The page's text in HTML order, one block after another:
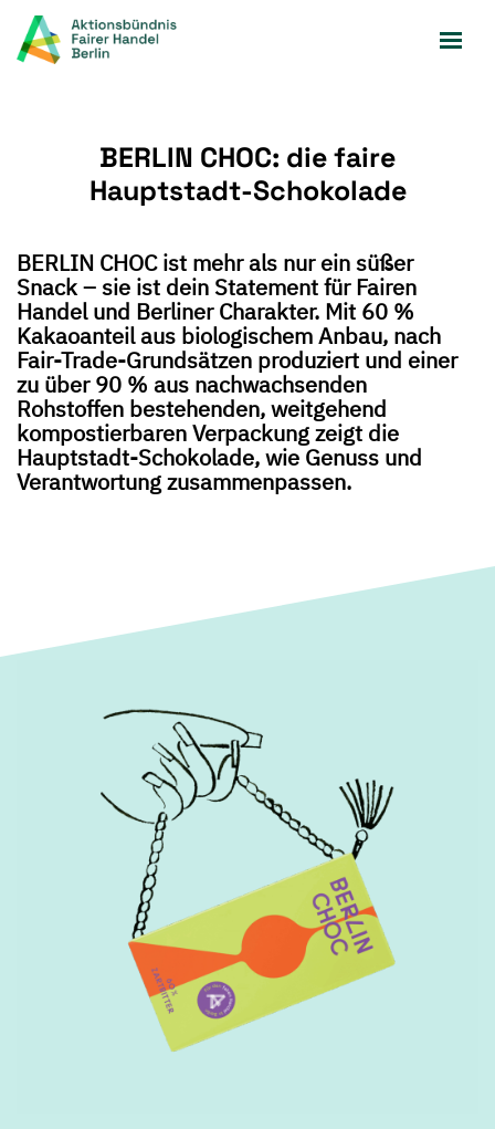
Zum
BERLIN CHOC: die faire
Hauptstadt‑Schokolade
BERLIN CHOC ist mehr als nur ein süßer
Snack – sie ist dein Statement für Fairen
Handel und Berliner Charakter. Mit 60 %
Kakaoanteil aus biologischem Anbau, nach
Fair-Trade-Grundsätzen produziert und einer
zu über 90 % aus nachwachsenden
Rohstoffen bestehenden, weitgehend
kompostierbaren Verpackung zeigt die
Hauptstadt-Schokolade, wie Genuss und
Verantwortung zusammenpassen.